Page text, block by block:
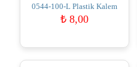
0544-100-L Plastik Kalem
₺ 8,00